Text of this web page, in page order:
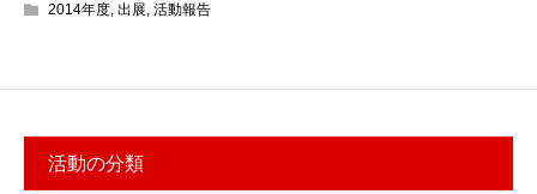
2014年度, 出展, 活動報告
活動の分類